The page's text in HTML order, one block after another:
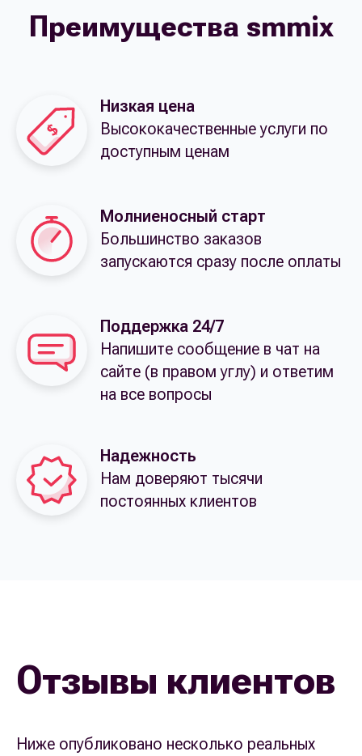
Преимущества smmix
Низкая цена
Высококачественные услуги по
доступным ценам
Молниеносный старт
Большинство заказов
запускаются сразу после оплаты
Поддержка 24/7
Напишите сообщение в чат на
сайте (в правом углу) и ответим
на все вопросы
Надежность
Нам доверяют тысячи
постоянных клиентов
Отзывы клиентов
Ниже опубликовано несколько реальных